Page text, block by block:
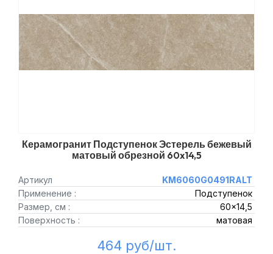
Керамогранит Подступенок Эстерель бежевый
матовый обрезной 60x14,5
Артикул
KM6060G0491RALT
Применение :
Подступенок
Размер, см :
60x14,5
Поверхность :
матовая
464 руб/шт.